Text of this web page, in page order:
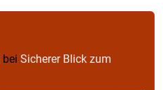
bei Sicherer Blick zum